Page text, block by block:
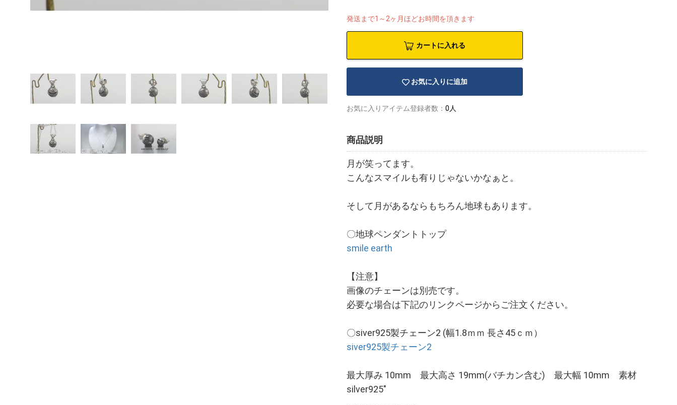
発送まで1～2ヶ月ほどお時間を頂きます
カートに入れる
お気に入りに追加
お気に入りアイテム登録者数： 0人
商品説明
月が笑ってます。
こんなスマイルも有りじゃないかなぁと。
そして月があるならもちろん地球もあります。
〇地球ペンダントトップ
smile earth
【注意】
画像のチェーンは別売です。
必要な場合は下記のリンクページからご注文ください。
〇siver925製チェーン2 (幅1.8ｍｍ 長さ45ｃｍ）
siver925製チェーン2
最大厚み 10mm 最大高さ 19mm(バチカン含む) 最大幅 10mm 素材
silver925"